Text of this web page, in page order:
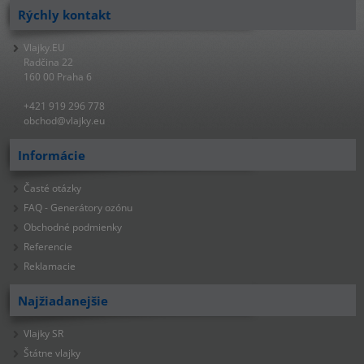
Rýchly kontakt
Vlajky.EU
Radčina 22
160 00 Praha 6
+421 919 296 778
obchod@vlajky.eu
Informácie
Časté otázky
FAQ - Generátory ozónu
Obchodné podmienky
Referencie
Reklamacie
Najžiadanejšie
Vlajky SR
Štátne vlajky